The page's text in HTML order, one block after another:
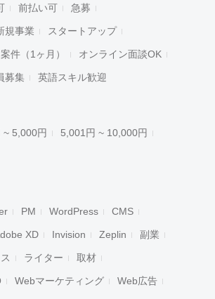
前払い可 急募
規事業 スタートアップ
件（1ヶ月） オンライン面談OK
募集 英語スキル歓迎
~ 5,000円 5,001円 ~ 10,000円
PM WordPress CMS
XD Invision Zeplin 副業
ライター 取材
Webマーケティング Web広告